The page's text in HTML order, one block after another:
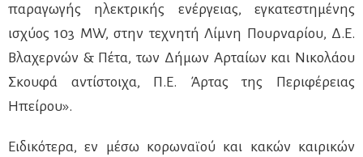
παραγωγής ηλεκτρικής ενέργειας, εγκατεστημένης
ισχύος 103 MW, στην τεχνητή Λίμνη Πουρναρίου, Δ.Ε.
Βλαχερνών & Πέτα, των Δήμων Αρταίων και Νικολάου
Σκουφά αντίστοιχα, Π.Ε. Άρτας της Περιφέρειας
Ηπείρου».
Ειδικότερα, εν μέσω κορωναϊού και κακών καιρικών